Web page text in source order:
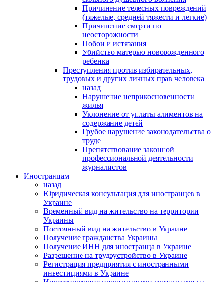
Причинение телесных повреждений
(тяжелые, средней тяжести и легкие)
Причинение смерти по
неосторожности
Побои и истязания
Убийство матерью новорожденного
ребенка
Преступления против избирательных,
трудовых и других личных прав человека
назад
Нарушение неприкосновенности
жилья
Уклонение от уплаты алиментов на
содержание детей
Грубое нарушение законодательства о
труде
Препятствование законной
профессиональной деятельности
журналистов
Иностранцам
назад
Юридическая консультация для иностранцев в
Украине
Временный вид на жительство на территории
Украины
Постоянный вид на жительство в Украине
Получение гражданства Украины
Получение ИНН для иностранца в Украине
Разрешение на трудоустройство в Украине
Регистрация предприятия с иностранными
инвестициями в Украине